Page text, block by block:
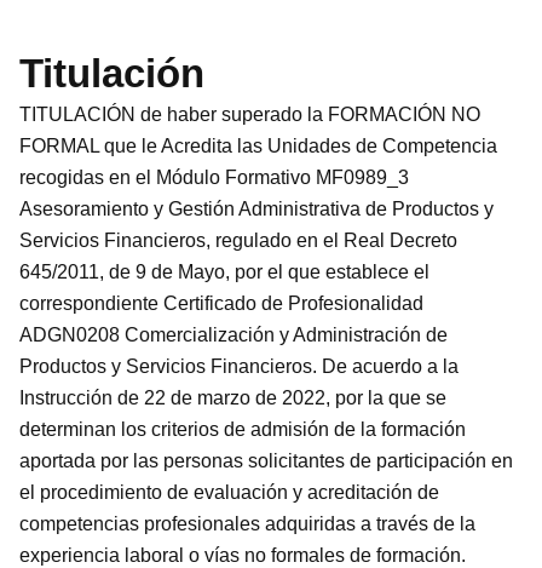
Titulación
TITULACIÓN de haber superado la FORMACIÓN NO
FORMAL que le Acredita las Unidades de Competencia
recogidas en el Módulo Formativo MF0989_3
Asesoramiento y Gestión Administrativa de Productos y
Servicios Financieros, regulado en el Real Decreto
645/2011, de 9 de Mayo, por el que establece el
correspondiente Certificado de Profesionalidad
ADGN0208 Comercialización y Administración de
Productos y Servicios Financieros. De acuerdo a la
Instrucción de 22 de marzo de 2022, por la que se
determinan los criterios de admisión de la formación
aportada por las personas solicitantes de participación en
el procedimiento de evaluación y acreditación de
competencias profesionales adquiridas a través de la
experiencia laboral o vías no formales de formación.